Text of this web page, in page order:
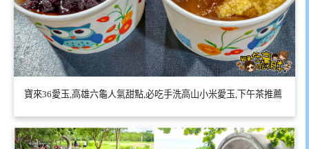
寶來36愛玉,高雄六龜人氣甜點,必吃手洗高山小米愛玉,下午茶推薦